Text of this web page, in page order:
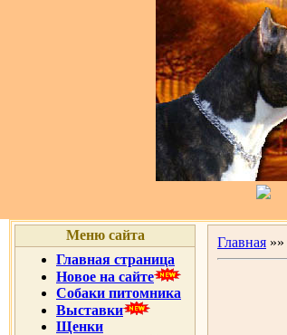
Меню сайта
Главная страница
Новое на сайте
Собаки питомника
Выставки
Щенки
Главная »»